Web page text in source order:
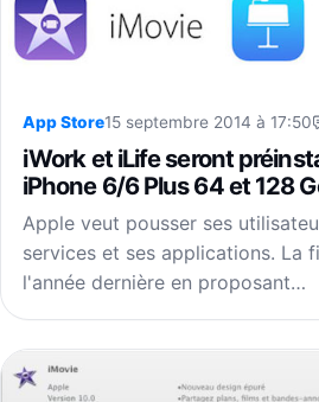
App Store15 septembre 2014 à 17:50
iWork et iLife seront
iPhone 6/6 Plus 64 et 128
Apple veut pousser ses
services et ses applications. La
l'année dernière en proposant…